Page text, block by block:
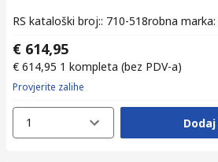
RS kataloški broj:: 710-518robna marka:
€ 614,95
€ 614,95 1 kompleta (bez PDV-a)
Provjerite zalihe
1